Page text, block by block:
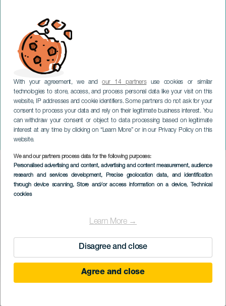
With your agreement, we andour 14 partnersuse cookies or similar
technologies to store, access, and process personal data like your visit on this
website, IP addresses and cookie identifiers. Some partners do not ask for your
consent to process your data and rely on their legitimate business interest. You
can withdraw your consent or object to data processing based on legitimate
interest at any time by clicking on “Learn More” or in our Privacy Policy on this
website.
We and our partners process data for the following purposes:
Personalised advertising and content, advertising and content measurement, audience
research and services development, Precise geolocation data, and identification
through device scanning, Store and/or access information on a device, Technical
cookies
Learn More →
Disagree and close
Agree and close
Copa de escalada em
bloco das Ilhas Canárias
LANZAROTE
Imagen
Listado